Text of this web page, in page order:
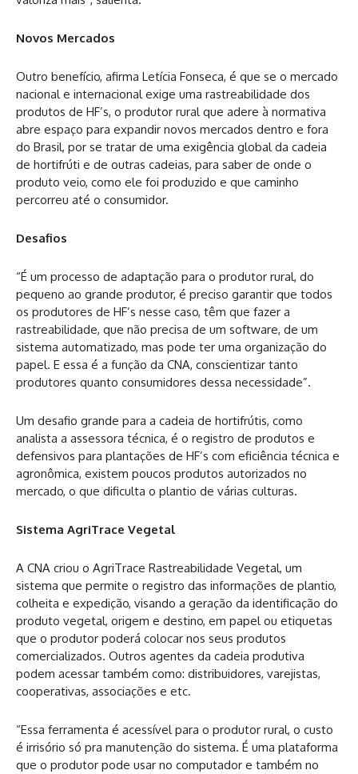
Novos Mercados
Outro benefício, afirma Letícia Fonseca, é que se o mercado
nacional e internacional exige uma rastreabilidade dos
produtos de HF’s, o produtor rural que adere à normativa
abre espaço para expandir novos mercados dentro e fora
do Brasil, por se tratar de uma exigência global da cadeia
de hortifrúti e de outras cadeias, para saber de onde o
produto veio, como ele foi produzido e que caminho
percorreu até o consumidor.
Desafios
“É um processo de adaptação para o produtor rural, do
pequeno ao grande produtor, é preciso garantir que todos
os produtores de HF’s nesse caso, têm que fazer a
rastreabilidade, que não precisa de um software, de um
sistema automatizado, mas pode ter uma organização do
papel. E essa é a função da CNA, conscientizar tanto
produtores quanto consumidores dessa necessidade”.
Um desafio grande para a cadeia de hortifrútis, como
analista a assessora técnica, é o registro de produtos e
defensivos para plantações de HF’s com eficiência técnica e
agronômica, existem poucos produtos autorizados no
mercado, o que dificulta o plantio de várias culturas.
Sistema AgriTrace Vegetal
A CNA criou o AgriTrace Rastreabilidade Vegetal, um
sistema que permite o registro das informações de plantio,
colheita e expedição, visando a geração da identificação do
produto vegetal, origem e destino, em papel ou etiquetas
que o produtor poderá colocar nos seus produtos
comercializados. Outros agentes da cadeia produtiva
podem acessar também como: distribuidores, varejistas,
cooperativas, associações e etc.
“Essa ferramenta é acessível para o produtor rural, o custo
é irrisório só pra manutenção do sistema. É uma plataforma
que o produtor pode usar no computador e também no